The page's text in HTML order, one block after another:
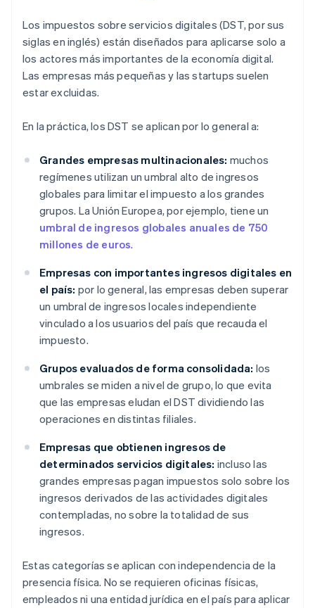
Los impuestos sobre servicios digitales (DST, por sus
siglas en inglés) están diseñados para aplicarse solo a
los actores más importantes de la economía digital.
Las empresas más pequeñas y las startups suelen
estar excluidas.
En la práctica, los DST se aplican por lo general a:
Grandes empresas multinacionales: muchos
regímenes utilizan un umbral alto de ingresos
globales para limitar el impuesto a los grandes
grupos. La Unión Europea, por ejemplo, tiene un
umbral de ingresos globales anuales de 750
millones de euros.
Empresas con importantes ingresos digitales en
el país: por lo general, las empresas deben superar
un umbral de ingresos locales independiente
vinculado a los usuarios del país que recauda el
impuesto.
Grupos evaluados de forma consolidada: los
umbrales se miden a nivel de grupo, lo que evita
que las empresas eludan el DST dividiendo las
operaciones en distintas filiales.
Empresas que obtienen ingresos de
determinados servicios digitales: incluso las
grandes empresas pagan impuestos solo sobre los
ingresos derivados de las actividades digitales
contempladas, no sobre la totalidad de sus
ingresos.
Estas categorías se aplican con independencia de la
presencia física. No se requieren oficinas físicas,
empleados ni una entidad jurídica en el país para aplicar